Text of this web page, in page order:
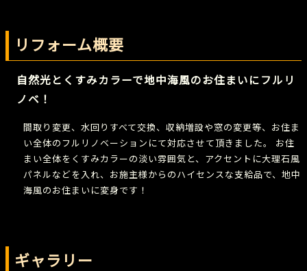
リフォーム概要
自然光とくすみカラーで地中海風のお住まいにフルリ
ノベ！
間取り変更、水回りすべて交換、収納増設や窓の変更等、お住ま
い全体のフルリノベーションにて対応させて頂きました。 お住
まい全体をくすみカラーの淡い雰囲気と、アクセントに大理石風
パネルなどを入れ、お施主様からのハイセンスな支給品で、地中
海風のお住まいに変身です！
ギャラリー